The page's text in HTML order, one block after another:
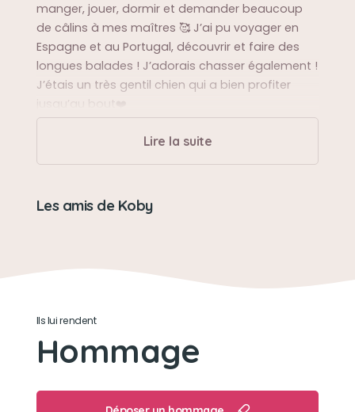
manger, jouer, dormir et demander beaucoup
de câlins à mes maîtres 🥰 J’ai pu voyager en
Espagne et au Portugal, découvrir et faire des
longues balades ! J’adorais chasser également !
J’étais un très gentil chien qui a bien profiter
jusqu’au bout❤️
Sa balade préférée
J’adorais renifler tous que je voyais et me
défouler en grattant sur la terre 😜
Déchirer les coussins neufs jusqu’à en mettre de
Son caractère
Très gentil, sociable, attachant comme tout qui
donnait autant d’amour qu’il en recevait 🥰
Lire la suite
Les amis de Koby
Ils lui rendent
Hommage